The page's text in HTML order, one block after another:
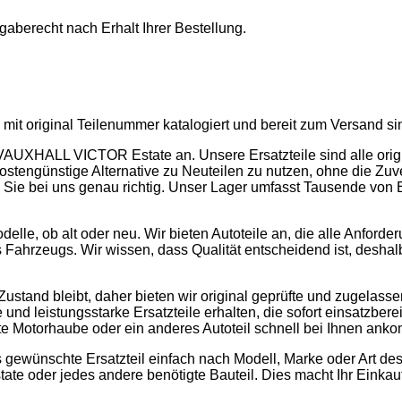
nach Erhalt Ihrer Bestellung.
original Teilenummer katalogiert und bereit zum Versand
VICTOR Estate an. Unsere Ersatzteile sind alle
Alternative zu Neuteilen zu nutzen, ohne die
bei uns genau richtig. Unser Lager umfasst Tausende von
ob alt oder neu. Wir bieten Autoteile an, die alle
Wir wissen, dass Qualität entscheidend ist,
bleibt, daher bieten wir original geprüfte und
leistungsstarke Ersatzteile erhalten, die sofort
oder ein anderes Autoteil schnell bei Ihnen
Ersatzteil einfach nach Modell, Marke oder Art
oder jedes andere benötigte Bauteil. Dies macht Ihr